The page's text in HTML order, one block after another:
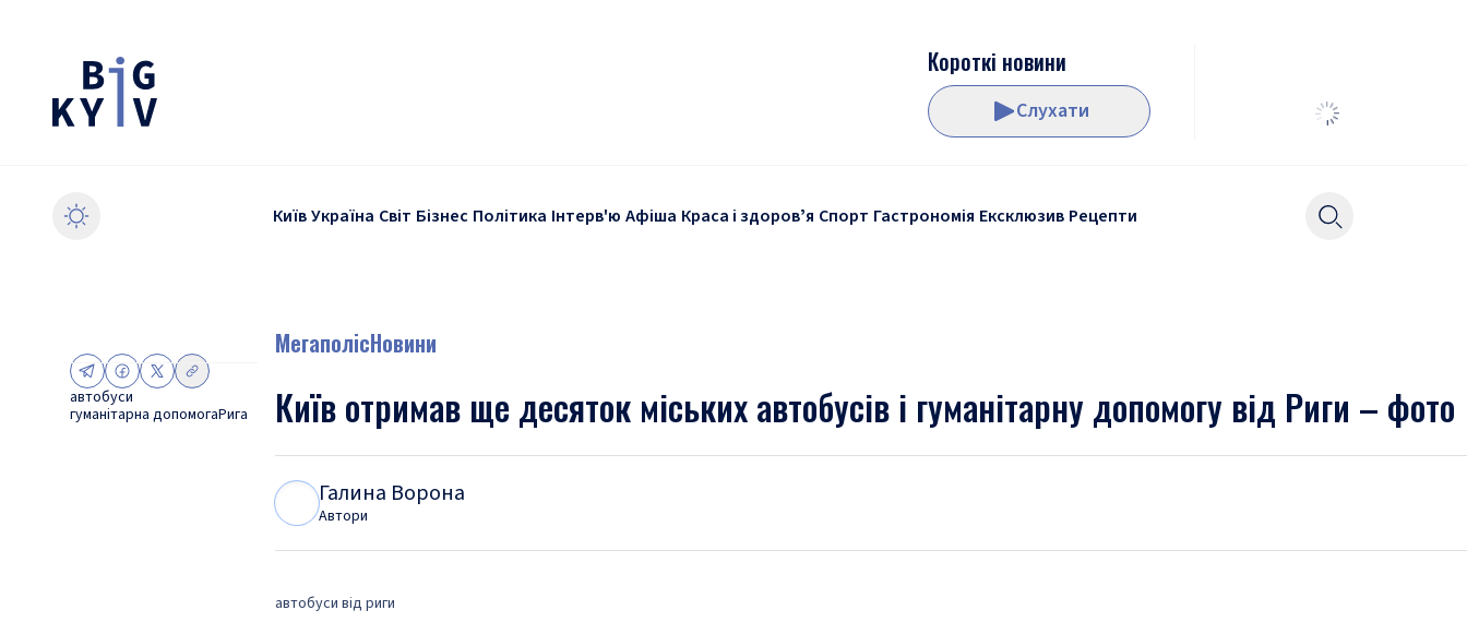
Короткі новини
Слухати
КиївУкраїна Світ Бізнес Політика Інтерв'ю Афіша Краса і здоровʼя Спорт Гастрономія Ексклюзив Рецепти
автобуси
гуманітарна допомогаРига
МегаполісНовини
Київ отримав ще десяток міських автобусів і гуманітарну допомогу від Риги – фото
Галина Ворона
Автори
автобуси від риги